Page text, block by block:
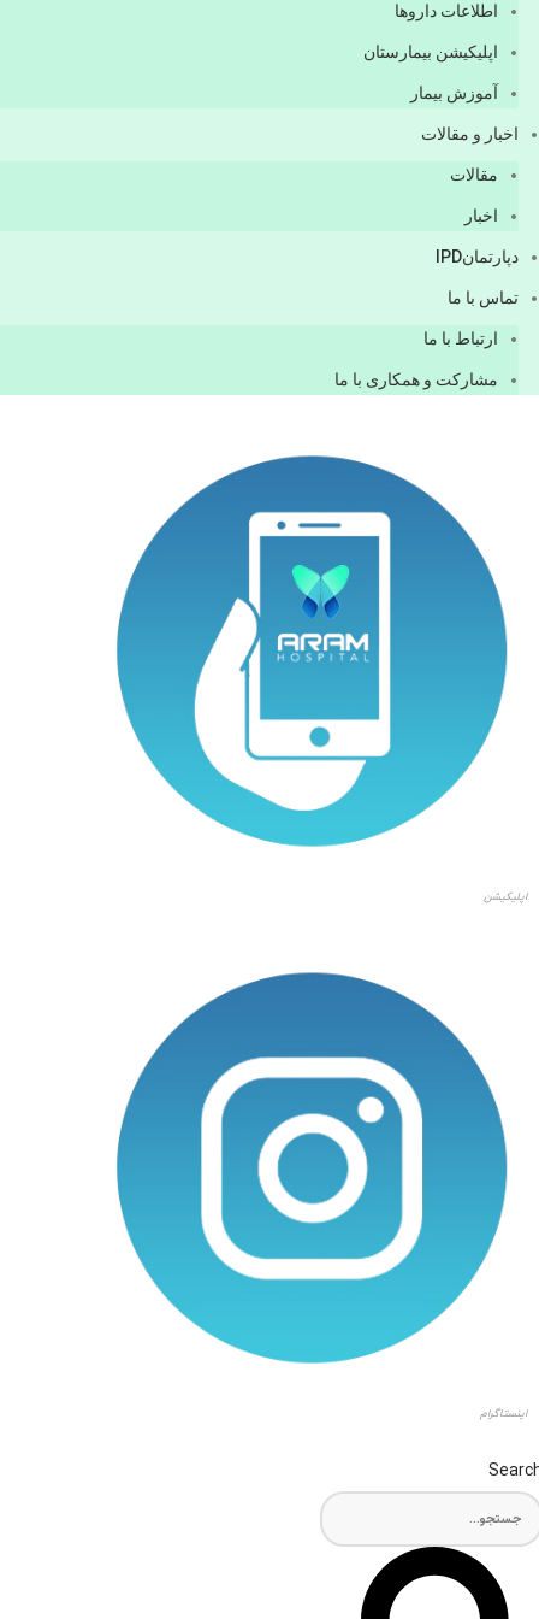
اطلاعات دارو‌ها
اپليكيشن بيمارستان
آموزش بیمار
اخبار و مقالات
مقالات
اخبار
دپارتمانIPD
تماس با ما
ارتباط با ما
مشاركت و همكاری با ما
اپلیکیشن
اینستاگرام